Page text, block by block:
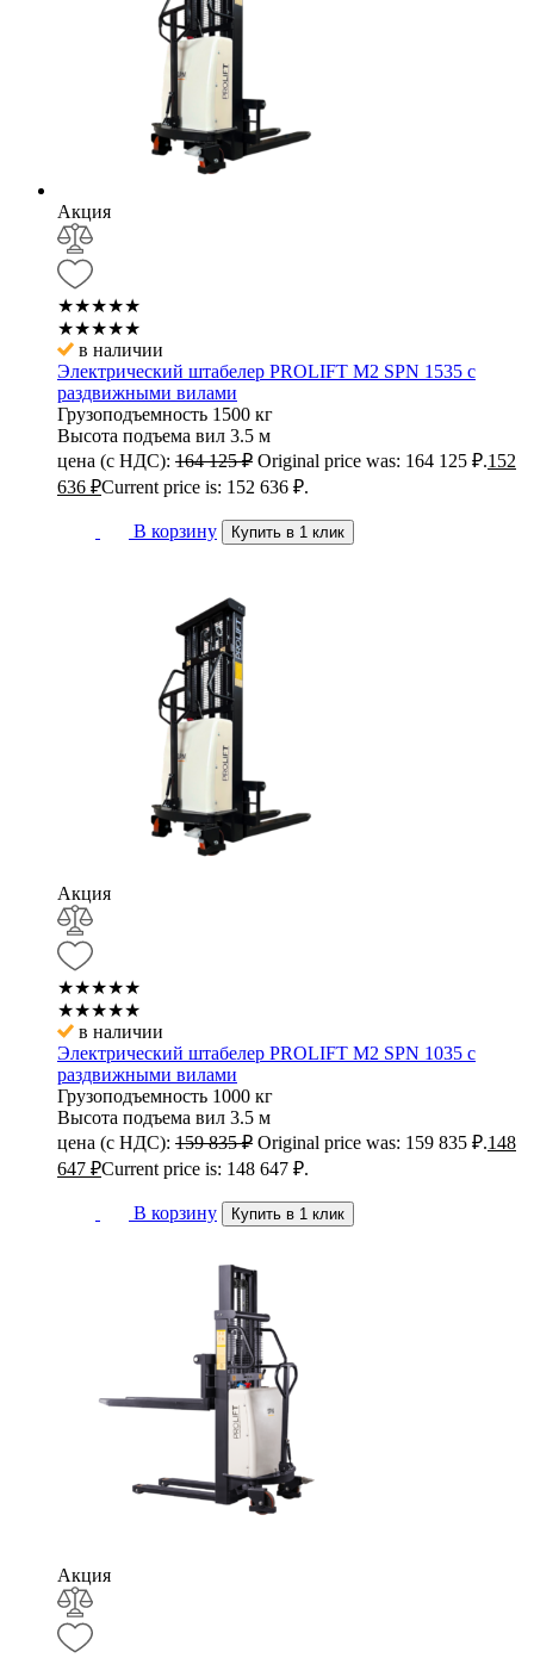
Акция
★★★★★
★★★★★
в наличии
Электрический штабелер PROLIFT M2 SPN 1535 с
раздвижными вилами
Грузоподъемность 1500 кг
Высота подъема вил 3.5 м
цена (с НДС): 164 125₽ Original price was: 164 125 ₽.152
636 ₽Current price is: 152 636 ₽.
В корзину Купить в 1 клик
Акция
★★★★★
★★★★★
в наличии
Электрический штабелер PROLIFT M2 SPN 1035 с
раздвижными вилами
Грузоподъемность 1000 кг
Высота подъема вил 3.5 м
цена (с НДС): 159 835₽ Original price was: 159 835 ₽.148
647 ₽Current price is: 148 647 ₽.
В корзину Купить в 1 клик
Акция